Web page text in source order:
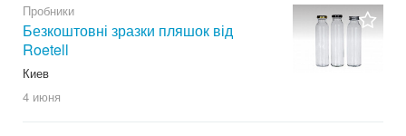
Пробники
Безкоштовні зразки пляшок від
Roetell
Киев
4 июня